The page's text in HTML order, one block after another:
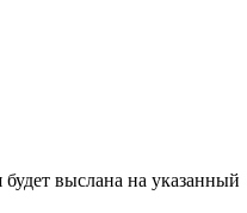
выслана на указанный